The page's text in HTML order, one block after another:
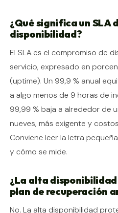
¿Qué significa un SLA
disponibilidad?
El SLA es el compromiso de
servicio, expresado en
(uptime). Un 99,9 % anual
a algo menos de 9 horas de
99,99 % baja a alrededor de
nueves, más exigente y
Conviene leer la letra
y cómo se mide.
¿La alta disponibilidad
plan de recuperación
No. La alta disponibilidad